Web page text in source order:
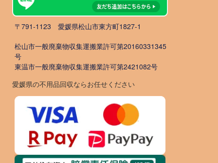
〒791-1123 愛媛県松山市東方町1827-1
松山市一般廃棄物収集運搬業許可第20160331345
号
東温市一般廃棄物収集運搬業許可第2421082号
愛媛県の不用品回収ならお任せください